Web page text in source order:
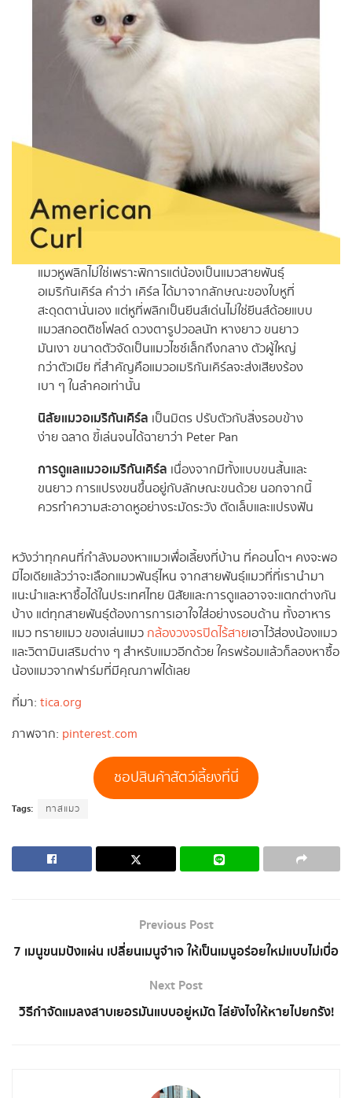
แมวหูพลิกไม่ใช่เพราะพิการแต่น้องเป็นแมวสายพันธุ์
อเมริกันเคิร์ล คำว่า เคิร์ล ได้มาจากลักษณะของใบหูที่
สะดุดตานั่นเอง แต่หูที่พลิกเป็นยีนส์เด่นไม่ใช่ยีนส์ด้อยแบบ
แมวสกอตติชโฟลด์ ดวงตารูปวอลนัท หางยาว ขนยาว
มันเงา ขนาดตัวจัดเป็นแมวไซซ์เล็กถึงกลาง ตัวผู้ใหญ่
กว่าตัวเมีย ที่สำคัญคือแมวอเมริกันเคิร์ลจะส่งเสียงร้อง
เบา ๆ ในลำคอเท่านั้น
นิสัยแมวอเมริกันเคิร์ล เป็นมิตร ปรับตัวกับสิ่งรอบข้าง
ง่าย ฉลาด ขี้เล่นจนได้ฉายาว่า Peter Pan
การดูแลแมวอเมริกันเคิร์ล เนื่องจากมีทั้งแบบขนสั้นและ
ขนยาว การแปรงขนขึ้นอยู่กับลักษณะขนด้วย นอกจากนี้
ควรทำความสะอาดหูอย่างระมัดระวัง ตัดเล็บและแปรงฟัน
หวังว่าทุกคนที่กำลังมองหาแมวเพื่อเลี้ยงที่บ้าน ที่คอนโดฯ คงจะพอ
มีไอเดียแล้วว่าจะเลือกแมวพันธุ์ไหน จากสายพันธุ์แมวที่ที่เรานำมา
แนะนำและหาซื้อได้ในประเทศไทย นิสัยและการดูแลอาจจะแตกต่างกัน
บ้าง แต่ทุกสายพันธุ์ต้องการการเอาใจใส่อย่างรอบด้าน ทั้งอาหาร
แมว ทรายแมว ของเล่นแมว กล้องวงจรปิดไร้สายเอาไว้ส่องน้องแมว
และวิตามินเสริมต่าง ๆ สำหรับแมวอีกด้วย ใครพร้อมแล้วก็ลองหาซื้อ
น้องแมวจากฟาร์มที่มีคุณภาพได้เลย
ที่มา: tica.org
ภาพจาก: pinterest.com
ชอปสินค้าสัตว์เลี้ยงที่นี่
Tags: ทาสแมว
Previous Post
7 เมนูขนมปังแผ่น เปลี่ยนเมนูจำเจ ให้เป็นเมนูอร่อยใหม่แบบไม่เบื่อ
Next Post
วิธีกำจัดแมลงสาบเยอรมันแบบอยู่หมัด ไล่ยังไงให้หายไปยกรัง!